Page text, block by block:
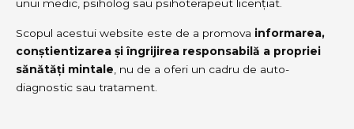
unui medic, psiholog sau psihoterapeut licențiat.
Scopul acestui website este de a promova informarea,
conștientizarea și îngrijirea responsabilă a propriei
sănătăți mintale , nu de a oferi un cadru de auto-
diagnostic sau tratament.